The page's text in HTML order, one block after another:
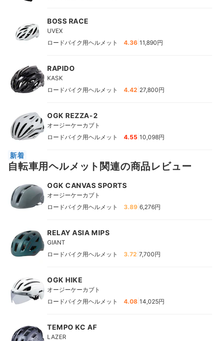
BOSS RACE
UVEX
ロードバイク用ヘルメット
4.36 11,890円
RAPIDO
KASK
ロードバイク用ヘルメット
4.42 27,800円
OGK REZZA-2
オージーケーカブト
ロードバイク用ヘルメット
4.55 10,098円
新着
自転車用ヘルメット関連の商品レビュー
OGK CANVAS SPORTS
オージーケーカブト
ロードバイク用ヘルメット
3.89 6,276円
RELAY ASIA MIPS
GIANT
ロードバイク用ヘルメット
3.72 7,700円
OGK HIKE
オージーケーカブト
ロードバイク用ヘルメット
4.08 14,025円
TEMPO KC AF
LAZER